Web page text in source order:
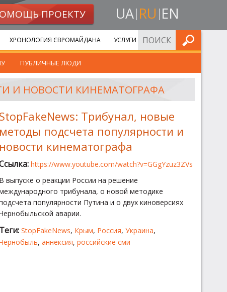
ПРОЕКТУ UA RU EN
ПУБЛИЧНЫЕ ЛЮДИ
ХРОНОЛОГИЯ ЄВРОМАЙДАНА УСЛУГИ ИСКАТЬ
И НОВОСТИ КИНЕМАТОГРАФА
StopFakeNews: Трибунал, новые
методы подсчета популярности и
новости кинематографа
https://www.youtube.com/watch?v=GGgYzuz3ZVs
В выпуске о реакции России на решение
трибунала, о новой методике
популярности Путина и о двух киноверсиях
аварии.
Теги: StopFakeNews, Крым, Россия, Украина,
, аннексия, российские сми